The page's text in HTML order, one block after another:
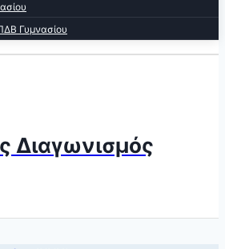
Γυμνασίου
Διαγωνισμός